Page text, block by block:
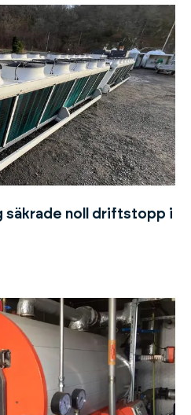
säkrade noll driftstopp i